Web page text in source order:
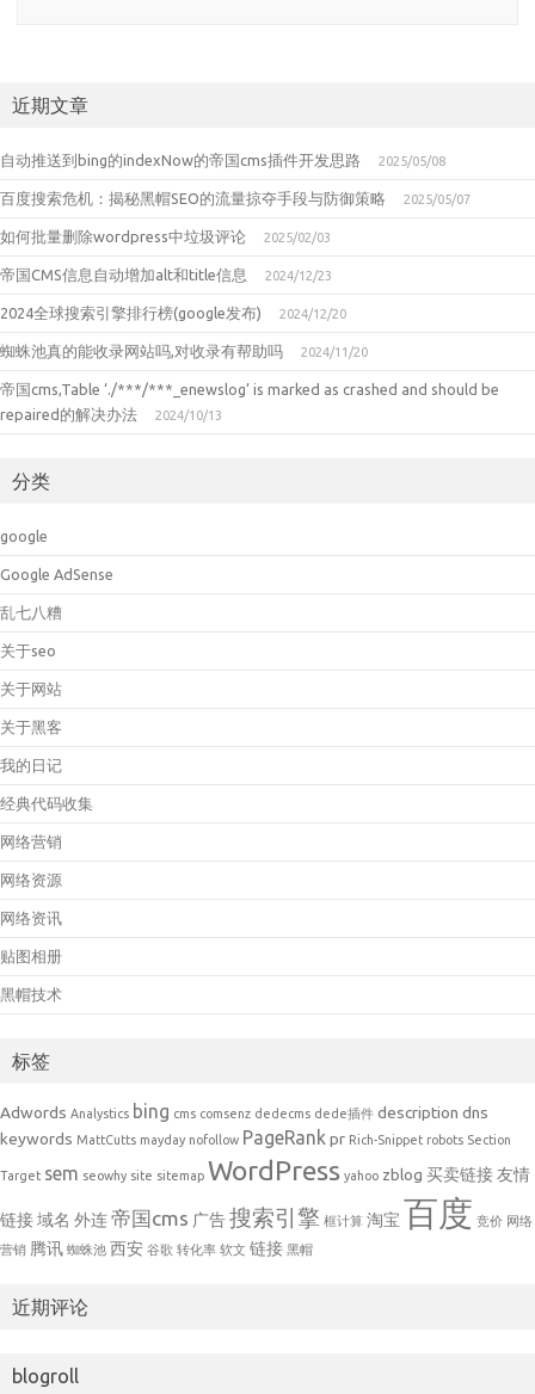
近期文章
自动推送到bing的indexNow的帝国cms插件开发思路 2025/05/08
百度搜索危机：揭秘黑帽SEO的流量掠夺手段与防御策略 2025/05/07
如何批量删除wordpress中垃圾评论 2025/02/03
帝国CMS信息自动增加alt和title信息 2024/12/23
2024全球搜索引擎排行榜(google发布) 2024/12/20
蜘蛛池真的能收录网站吗,对收录有帮助吗 2024/11/20
帝国cms,Table ‘./***/***_enewslog’ is marked as crashed and should be
repaired的解决办法
2024/10/13
分类
google
Google AdSense
乱七八糟
关于seo
关于网站
关于黑客
我的日记
经典代码收集
网络营销
网络资源
网络资讯
贴图相册
黑帽技术
标签
Adwords Analystics bing cms comsenz dedecms dede插件 description dns
keywords MattCutts mayday nofollow PageRank pr Rich-Snippet robots Section
Target sem seowhy site sitemap WordPress yahoo zblog 买卖链接友情
链接域名 外连帝国cms 广告搜索引擎 框计算 淘宝 百度 竞价 网络
营销 腾讯 蜘蛛池 西安 谷歌 转化率 软文 链接 黑帽
近期评论
blogroll